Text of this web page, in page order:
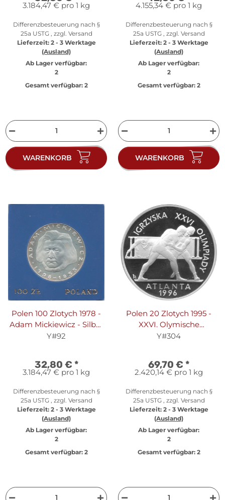
3.184,47 € pro 1 kg
Differenzbesteuerung nach §
25a USTG , zzgl. Versand
Lieferzeit: 2 - 3 Werktage
(Ausland)
Ab Lager verfügbar:
2
Gesamt verfügbar:2
WARENKORB
4.155,34 € pro 1 kg
Differenzbesteuerung nach §
25a USTG , zzgl. Versand
Lieferzeit: 2 - 3 Werktage
(Ausland)
Ab Lager verfügbar:
2
Gesamt verfügbar:2
WARENKORB
Polen 100 Zlotych 1978 -
Adam Mickiewicz - Silber
PP in Originalkapsel
Y#92
32,80 € *
3.184,47 € pro 1 kg
Differenzbesteuerung nach §
25a USTG , zzgl. Versand
Lieferzeit: 2 - 3 Werktage
(Ausland)
Ab Lager verfügbar:
2
Gesamt verfügbar:2
Polen 20 Zlotych 1995 -
XXVI. Olymische
Sommerspiele 1996 in
Y#304
69,70 € *
2.420,14 € pro 1 kg
Differenzbesteuerung nach §
25a USTG , zzgl. Versand
Lieferzeit: 2 - 3 Werktage
(Ausland)
Ab Lager verfügbar:
2
Gesamt verfügbar:2